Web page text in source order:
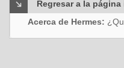
Regresar a la
Acerca de Hermes: